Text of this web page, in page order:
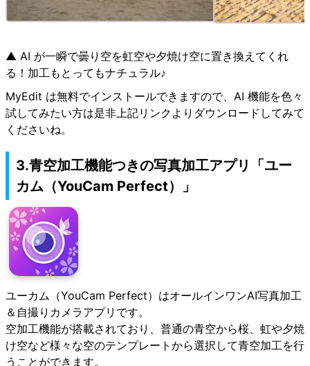
▲ AI が一瞬で曇り空を虹空や夕焼け空に置き換えてくれ
る！加工もとってもナチュラル♪
MyEdit は無料でインストールできますので、AI 機能を色々
試してみたい方は是非上記リンクよりダウンロードしてみて
くださいね。
3.青空加工機能つきの写真加工アプリ「ユー
カム（YouCam Perfect）」
ユーカム（YouCam Perfect）はオールインワンAI写真加工
＆自撮りカメラアプリです。
空加工機能が搭載されており、普通の青空から桜、虹や夕焼
け空など様々な空のテンプレートから選択して青空加工を行
うことができます。